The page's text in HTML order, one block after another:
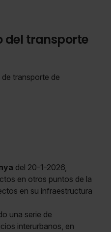
del transporte
transporte de
del 20-1-2026,
en otros puntos de la
en su infraestructura
una serie de
interurbanos, en